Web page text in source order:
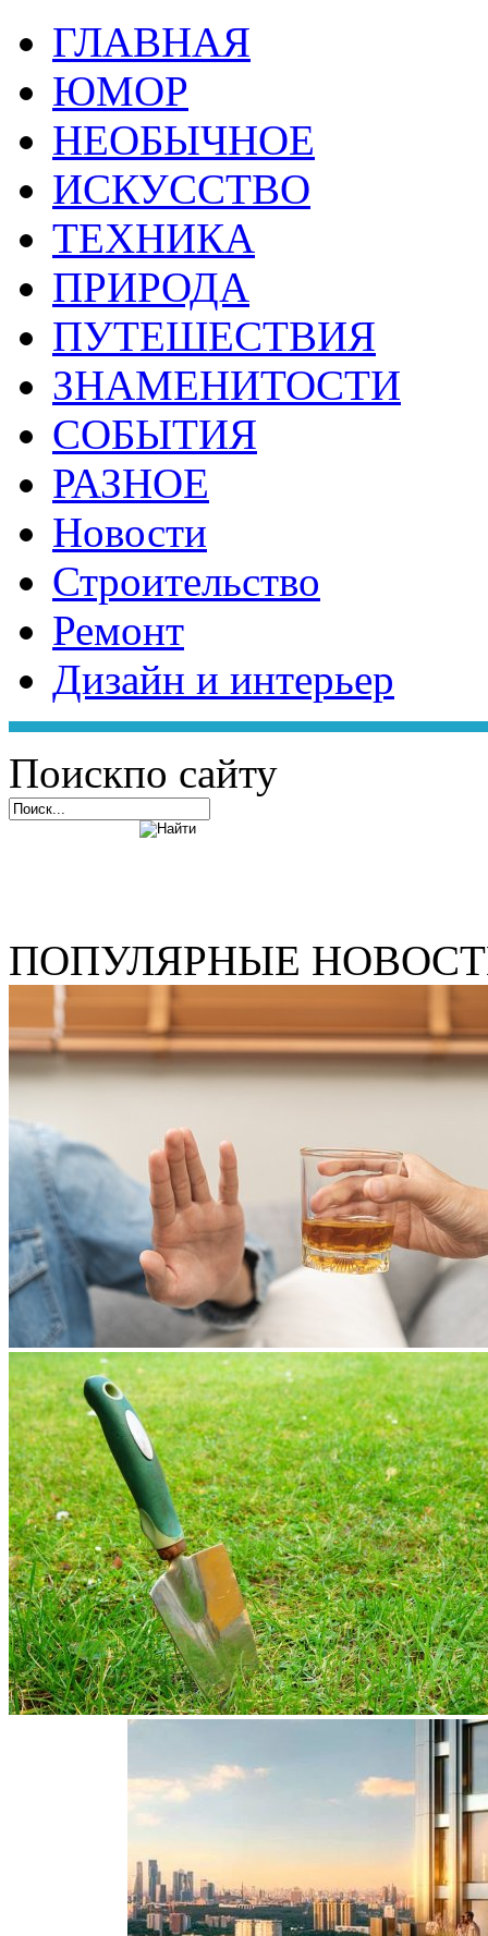
ГЛАВНАЯ
ЮМОР
НЕОБЫЧНОЕ
ИСКУССТВО
ТЕХНИКА
ПРИРОДА
ПУТЕШЕСТВИЯ
ЗНАМЕНИТОСТИ
СОБЫТИЯ
РАЗНОЕ
Новости
Строительство
Ремонт
Дизайн и интерьер
Поискпо сайту
ПОПУЛЯРНЫЕ